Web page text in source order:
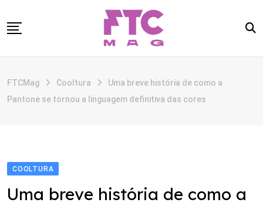
to
CATEGORIAS
FTCMag Cooltura
Uma breve história de como a
Pantone se tornou a linguagem definitiva das cores
COOLTURA
Uma breve história de como a